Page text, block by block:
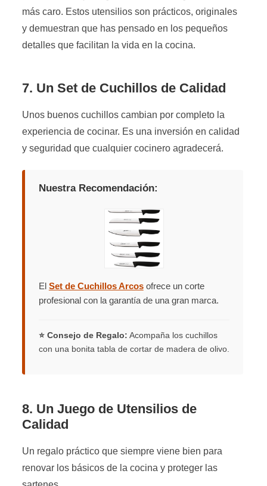
más caro. Estos utensilios son prácticos, originales
y demuestran que has pensado en los pequeños
detalles que facilitan la vida en la cocina.
7. Un Set de Cuchillos de Calidad
Unos buenos cuchillos cambian por completo la
experiencia de cocinar. Es una inversión en calidad
y seguridad que cualquier cocinero agradecerá.
Nuestra Recomendación:
El Set de Cuchillos Arcosofrece un corte
profesional con la garantía de una gran marca.
⭐ Consejo de Regalo: Acompaña los cuchillos
con una bonita tabla de cortar de madera de olivo.
8. Un Juego de Utensilios de
Calidad
Un regalo práctico que siempre viene bien para
renovar los básicos de la cocina y proteger las